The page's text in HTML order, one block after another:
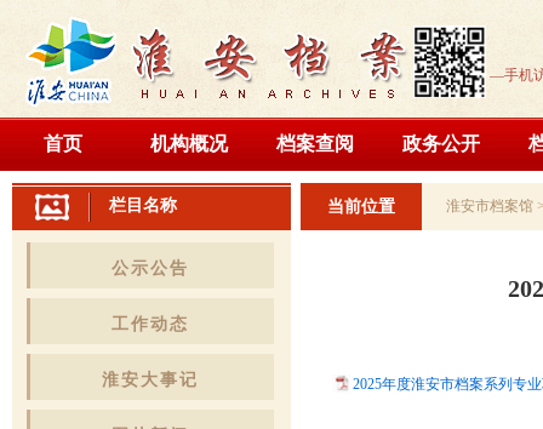
—手机
首页 机构概况 档案查阅 政务公开
栏目名称
公示公告
工作动态
淮安大事记
当前位置 淮安市档案馆
2025年度淮安市档案系列专